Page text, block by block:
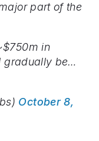
part of the
in
gradually be…
October 8,